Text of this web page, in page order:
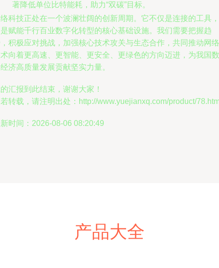
著降低单位比特能耗，助力“双碳”目标。
科技正处在一个波澜壮阔的创新周期。它不仅是连接的工具，
赋能千行百业数字化转型的核心基础设施。我们需要把握趋
积极应对挑战，加强核心技术攻关与生态合作，共同推动网络
向着更高速、更智能、更安全、更绿色的方向迈进，为我国数
济高质量发展贡献坚实力量。
汇报到此结束，谢谢大家！
转载，请注明出处：http://www.yuejianxq.com/product/
时间：2026-08-06 08:20:49
产品大全